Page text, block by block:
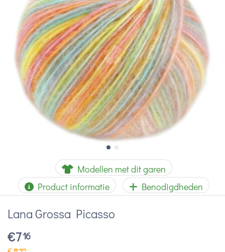
Modellen met dit garen
Product informatie
Benodigdheden
Lana Grossa Picasso
€716
95